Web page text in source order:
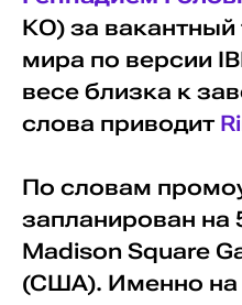
КО) за вакантный
мира по версии
весе близка к
слова приводит
По словам
запланирован на
Madison Square
(США). Именно на